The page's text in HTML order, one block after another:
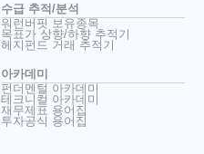
수급 추적/분석
워런버핏 보유종목
목표가 상향/하향 추적기
헤지펀드 거래 추적기
아카데미
펀더멘털 아카데미
테크니컬 아카데미
재무제표 용어집
투자공식 용어집